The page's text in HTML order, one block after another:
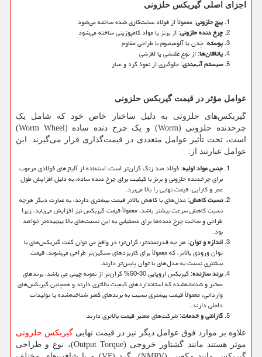
اجزای اصلی گیربکس حلزونی
پیچ حلزونی: معمولاً از فولاد سخت‌کاری شده ساخته می‌شود
چرخ دنده حلزونی: از برنز یا مواد کامپوزیتی ساخته می‌شود
پوسته: چدن یا آلومینیوم با طراحی مقاوم
یاتاقان‌ها: از نوع غلتشی یا لغزشی
سیستم آب‌بندی: جلوگیری از نفوذ گرد و غبار
عوامل مؤثر در قیمت گیربکس حلزونی
گیربکس‌های حلزونی به دلیل ساختار خاص خود که شامل یک
چرخدنده حلزونی (Worm) و یک چرخ دنده ساده (Worm Wheel
)
است، تحت تأثیر عوامل متعددی در قیمت‌گذاری قرار می‌گیرند. این
عوامل عبارتند از:
جنس مواد اولیه: فولاد ضد زنگ گران‌تر است، استفاده از آلیاژهای فولادی مرغوب
برای چرخدنده حلزونی و برنز با کیفیت برای چرخ دنده ساده، به دلیل افزایش طول
عمر و کارایی، قیمت نهایی را بالا می‌برد.
نسبت کاهش: مدل‌های با کاهش بالاتر قیمت بیشتری دارند، به عبارت دیگر هرچه
نسبت کاهش سرعت بیشتر باشد، معمولاً قیمت گیربکس نیز افزایش می‌یابد، زیرا
طراحی و ساخت چرخ دنده‌ها برای دستیابی به این نسبت‌های بالا پیچیده‌تر خواهد
بود.
اندازه و توان: هر چه قدرتمندتر، گران‌تر؛ در واقع می توان گفت گیربکس‌های با
توان ورودی بالاتر، که معمولاً برای کاربردهای سنگین‌تر طراحی می‌شوند، قیمت
بیشتری نسبت به مدل‌های با توان پایین‌تر دارند.
برند سازنده
: گیربکس اروپایی 30-50% گران‌تر از نمونه چینی می باشد، برندهای
معتبر و شناخته‌شده که استانداردهای کیفیت بالاتری دارند و همچنین گیربکس‌های
وارداتی، معمولاً قیمت بیشتری نسبت به برندهای کمتر شناخته‌شده یا تولیدات
داخلی دارند.
گارانتی و خدمات: شرکت‌های معتبر قیمت بالاتری دارند
علاوه بر موارد فوق عوامل دیگر نیز در قیمت نهایی گیربکس حلزونی
موثر هستند مانند گشتاور خروجی (Output Torque)، نوع و طراحی